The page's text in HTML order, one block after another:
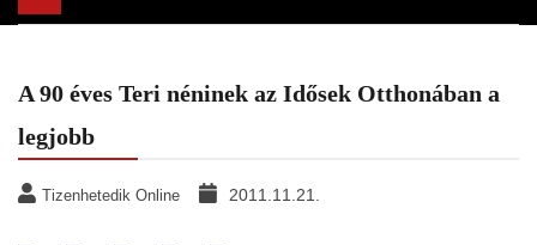
navigation
A 90 éves Teri néninek az Idősek Otthonában a
legjobb
Tizenhetedik Online 2011.11.21.